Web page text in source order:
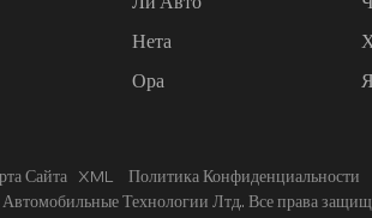
Нета
Ора
Я
Сайта XML
Политика Конфиденциальности
Технологии Лтд.. Все права